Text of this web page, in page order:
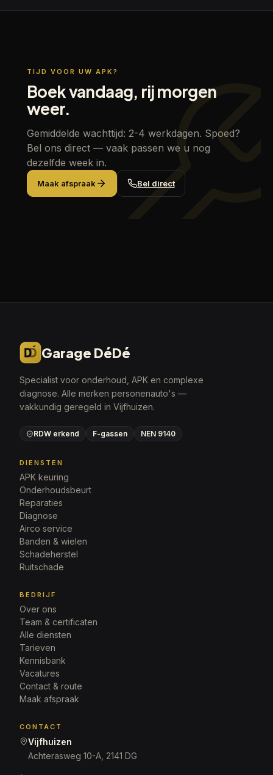
TIJD VOOR UW APK?
Boek vandaag, rij morgen
weer.
Gemiddelde wachttijd: 2-4 werkdagen. Spoed?
Bel ons direct — vaak passen we u nog
dezelfde week in.
Maak afspraak Bel direct
Garage DéDé
Specialist voor onderhoud, APK en complexe
diagnose. Alle merken personenauto's —
vakkundig geregeld in Vijfhuizen.
RDW erkend F-gassen NEN 9140
DIENSTEN
APK keuring
Onderhoudsbeurt
Reparaties
Diagnose
Airco service
Banden & wielen
Schadeherstel
Ruitschade
BEDRIJF
Over ons
Team & certificaten
Alle diensten
Tarieven
Kennisbank
Vacatures
Contact & route
Maak afspraak
CONTACT
Vijfhuizen
Achterasweg 10-A, 2141 DG